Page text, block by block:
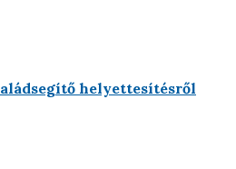
helyettesítésről